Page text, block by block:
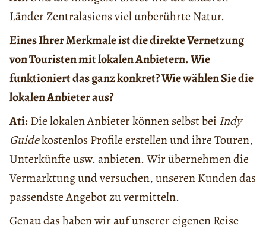
Länder Zentralasiens viel unberührte Natur.
Eines Ihrer Merkmale ist die direkte Vernetzung
von Touristen mit lokalen Anbietern. Wie
funktioniert das ganz konkret? Wie wählen Sie die
lokalen Anbieter aus?
Ati:Die lokalen Anbieter kӧnnen selbst bei Indy
Guidekostenlos Profile erstellen und ihre Touren,
Unterkünfte usw. anbieten. Wir übernehmen die
Vermarktung und versuchen, unseren Kunden das
passendste Angebot zu vermitteln.
Genau das haben wir auf unserer eigenen Reise